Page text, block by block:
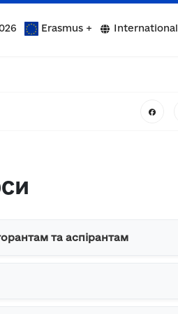
Erasmus + International
та аспірантам